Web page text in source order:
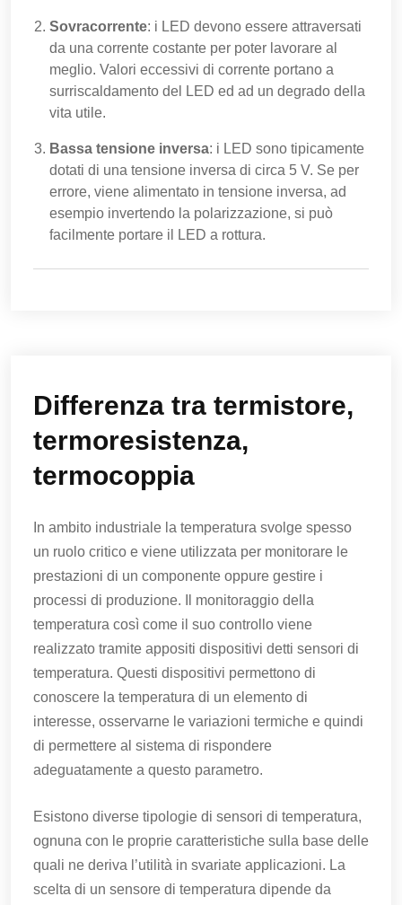
Sovracorrente: i LED devono essere attraversati
da una corrente costante per poter lavorare al
meglio. Valori eccessivi di corrente portano a
surriscaldamento del LED ed ad un degrado della
vita utile.
Bassa tensione inversa: i LED sono tipicamente
dotati di una tensione inversa di circa 5 V. Se per
errore, viene alimentato in tensione inversa, ad
esempio invertendo la polarizzazione, si può
facilmente portare il LED a rottura.
Differenza tra termistore,
termoresistenza,
termocoppia
In ambito industriale la temperatura svolge spesso
un ruolo critico e viene utilizzata per monitorare le
prestazioni di un componente oppure gestire i
processi di produzione. Il monitoraggio della
temperatura così come il suo controllo viene
realizzato tramite appositi dispositivi detti sensori di
temperatura. Questi dispositivi permettono di
conoscere la temperatura di un elemento di
interesse, osservarne le variazioni termiche e quindi
di permettere al sistema di rispondere
adeguatamente a questo parametro.
Esistono diverse tipologie di sensori di temperatura,
ognuna con le proprie caratteristiche sulla base delle
quali ne deriva l’utilità in svariate applicazioni. La
scelta di un sensore di temperatura dipende da